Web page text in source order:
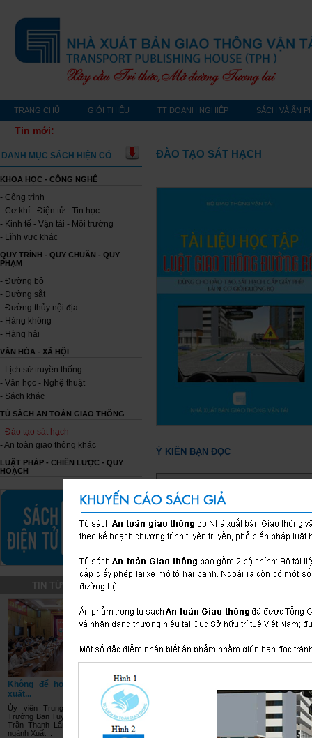
TRANG CHỦ GIỚI THIỆU TT DOANH NGHIỆP SÁCH VÀ ẤN
Tin mới:
DANH MỤC SÁCH HIỆN CÓ
KHOA HỌC - CÔNG NGHỆ
- Công trình
- Cơ khí - Điện tử - Tin học
- Kinh tế - Vận tải - Môi trường
- Lĩnh vực khác
QUY TRÌNH - QUY CHUẨN - QUY
PHẠM
- Đường bộ
- Đường sắt
- Đường thủy nội địa
- Hàng không
- Hàng hải
VĂN HÓA - XÃ HỘI
- Lịch sử truyền thống
- Văn học - Nghệ thuật
- Sách khác
TỦ SÁCH AN TOÀN GIAO THÔNG
- Đào tạo sát hạch
- An toàn giao thông khác
LUẬT PHÁP - CHIẾN LƯỢC - QUY
HOẠCH
TIN TỨC SỰ KIỆN
Không để hoạt động liên kết
xuất...
Ủy viên Trung ương Đảng, Phó
Trưởng Ban Tuyên giáo Trung ương
Trần Thanh Lâm nhấn mạnh, toàn
ngành Xuất...
ĐÀO TẠO SÁT HẠCH
Ý KIẾN BẠN ĐỌC
Quy định về đèn chiếu gần chiếu xa